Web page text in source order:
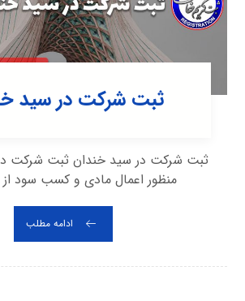
ثبت شرکت در سید
ثبت شرکت در سید خندان ثبت شرکت
منظور اعمال مادی و کسب سود
ادامه مطلب